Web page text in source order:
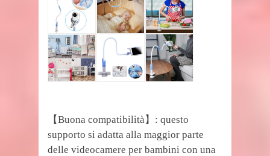
【Buona compatibilità】: questo
supporto si adatta alla maggior parte
delle videocamere per bambini con una